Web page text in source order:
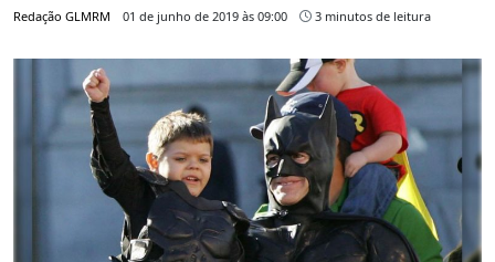
Redação GLMRM 01 de junho de 2019 às 09:00 3 minutos de leitura